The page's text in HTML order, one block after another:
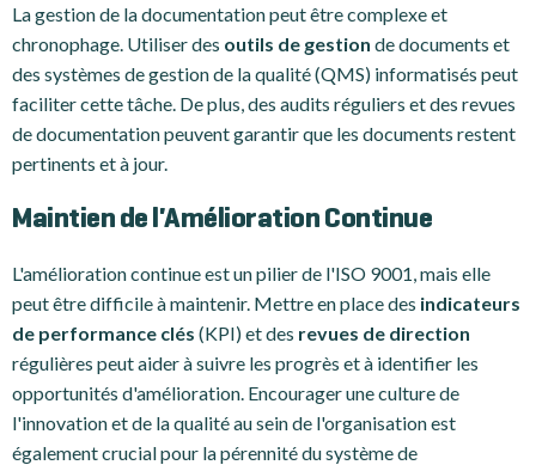
La gestion de la documentation peut être complexe et
chronophage. Utiliser des outils de gestion de documents et
des systèmes de gestion de la qualité (QMS) informatisés peut
faciliter cette tâche. De plus, des audits réguliers et des revues
de documentation peuvent garantir que les documents restent
pertinents et à jour.
Maintien de l'Amélioration Continue
L'amélioration continue est un pilier de l'ISO 9001, mais elle
peut être difficile à maintenir. Mettre en place des indicateurs
de performance clés (KPI) et des revues de direction
régulières peut aider à suivre les progrès et à identifier les
opportunités d'amélioration. Encourager une culture de
l'innovation et de la qualité au sein de l'organisation est
également crucial pour la pérennité du système de